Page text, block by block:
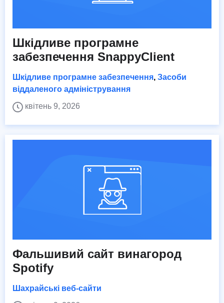
Шкідливе програмне
забезпечення SnappyClient
Шкідливе програмне забезпечення, Засоби
віддаленого адміністрування
квітень 9, 2026
Фальшивий сайт винагород
Spotify
Шахрайські веб-сайти